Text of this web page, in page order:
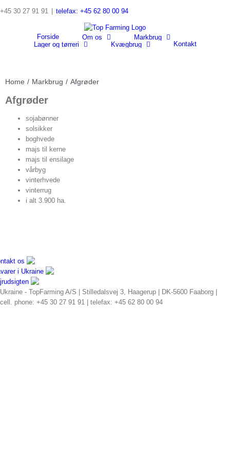
to
+45 30 27 91 91
telefax: +45 62 80 00 94
Forside
Om os
Markbrug
Lager og tørreri
Kvægbrug Kontakt
Home / Markbrug / Afgrøder
Afgrøder
sojabønner
solsikker
boghvede
majs til kerne
majs til ensilage
vårbyg
vinterhvede
vinterrug
i alt 3.900 ha.
os
i Ukraine
Ukraine - TopFarming A/S | Stilledalsvej 3, Haagerup | DK-5600 Faaborg |
cell. phone: +45 30 27 91 91 | telefax: +45 62 80 00 94